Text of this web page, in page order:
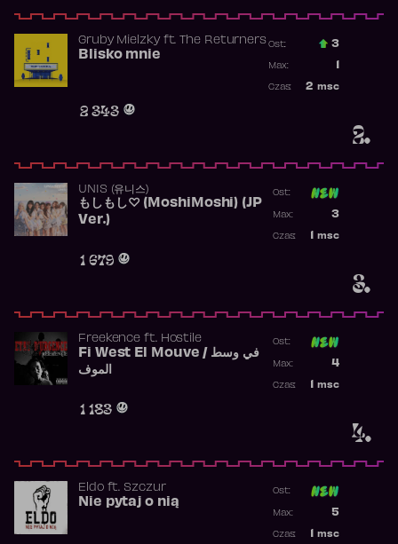
2.
Gruby Mielzkyft. The Returners
Blisko mnie
2 343
Ost.: 3
Max:
2 msc
Czas:
3.
UNIS (유니스)
もしもし♡ (MoshiMoshi) (JP
Ver.)
1 679
Ost:
3
Max:
msc
Czas:
4.
Freekence ft. Hostile
Fi West El Mouve / في وسط
الموف
1 183
Ost:
4
Max:
msc
Czas:
Eldoft. Szczur
Nie pytaj o nią
Ost:
5
Max:
msc
Czas: